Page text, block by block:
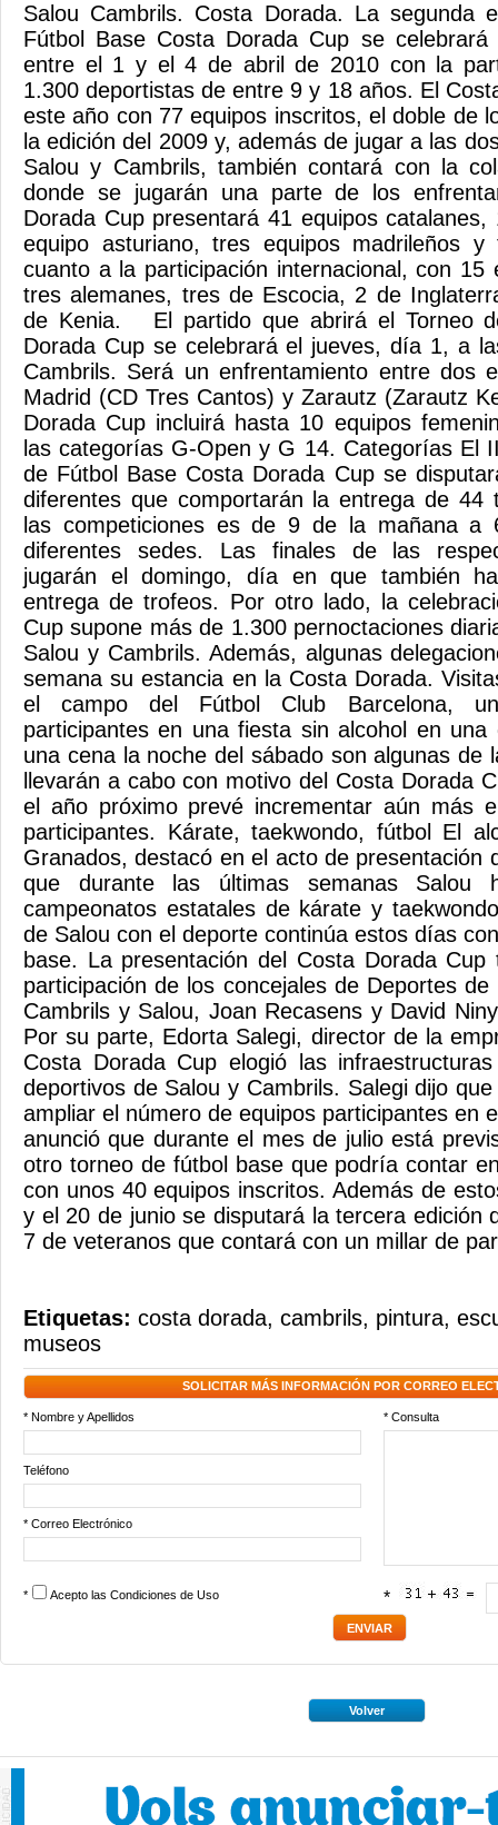
Salou Cambrils. Costa Dorada. La segunda
Fútbol Base Costa Dorada Cup se
entre el 1 y el 4 de abril de 2010 con la
1.300 deportistas de entre 9 y 18 años. El
este año con 77 equipos inscritos, el doble de
la edición del 2009 y, además de jugar a las
Salou y Cambrils, también contará con la
donde se jugarán una parte de los
Dorada Cup presentará 41 equipos
equipo asturiano, tres equipos madrileños
cuanto a la participación internacional, con 15
tres alemanes, tres de Escocia, 2 de
de Kenia. El partido que abrirá el Torneo
Dorada Cup se celebrará el jueves, día 1, a
Cambrils. Será un enfrentamiento entre dos
Madrid (CD Tres Cantos) y Zarautz (Zarautz
Dorada Cup incluirá hasta 10 equipos
las categorías G-Open y G 14. Categorías El
de Fútbol Base Costa Dorada Cup se
diferentes que comportarán la entrega de 44
las competiciones es de 9 de la mañana
diferentes sedes. Las finales de las
jugarán el domingo, día en que también
entrega de trofeos. Por otro lado, la
Cup supone más de 1.300 pernoctaciones
Salou y Cambrils. Además, algunas
semana su estancia en la Costa Dorada.
el campo del Fútbol Club Barcelona,
participantes en una fiesta sin alcohol en una
una cena la noche del sábado son algunas de
llevarán a cabo con motivo del Costa Dorada
el año próximo prevé incrementar aún más
participantes. Kárate, taekwondo, fútbol El
Granados, destacó en el acto de presentación
que durante las últimas semanas Salou
campeonatos estatales de kárate y
de Salou con el deporte continúa estos días
base. La presentación del Costa Dorada
participación de los concejales de Deportes
Cambrils y Salou, Joan Recasens y David
Por su parte, Edorta Salegi, director de la
Costa Dorada Cup elogió las
deportivos de Salou y Cambrils. Salegi dijo
ampliar el número de equipos participantes en
anunció que durante el mes de julio está
otro torneo de fútbol base que podría contar
con unos 40 equipos inscritos. Además de
y el 20 de junio se disputará la tercera edición
7 de veteranos que contará con un millar de
Etiquetas: costa dorada, cambrils, pintura,
museos
SOLICITAR MÁS INFORMACIÓN POR CORREO
* Nombre y Apellidos * Consulta
Teléfono
* Correo Electrónico
* Acepto las Condiciones de Uso *
Volver